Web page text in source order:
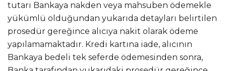
tutarı Bankaya nakden veya mahsuben ödemekle
yükümlü olduğundan yukarıda detayları belirtilen
prosedür gereğince alıcıya nakit olarak ödeme
yapılamamaktadır. Kredi kartına iade, alıcının
Bankaya bedeli tek seferde ödemesinden sonra,